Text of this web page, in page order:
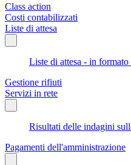
Class action
Costi contabilizzati
Liste di attesa
Liste di attesa - in formato
Gestione rifiuti
Servizi in rete
Risultati delle indagini
Pagamenti dell'amministrazione